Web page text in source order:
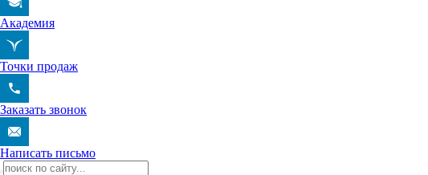
Академия
Точки продаж
Заказать звонок
Написать письмо